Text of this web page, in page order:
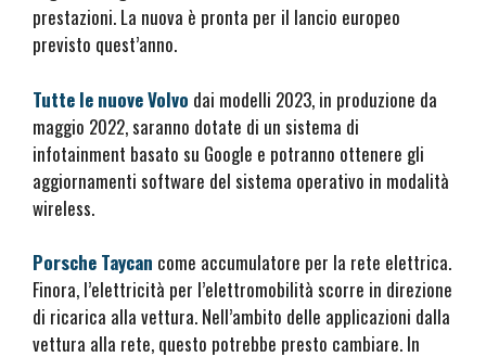
prestazioni. La nuova è pronta per il lancio europeo
previsto quest’anno.
Tutte le nuove Volvo dai modelli 2023, in produzione da
maggio 2022, saranno dotate di un sistema di
infotainment basato su Google e potranno ottenere gli
aggiornamenti software del sistema operativo in modalità
wireless.
Porsche Taycan come accumulatore per la rete elettrica.
Finora, l’elettricità per l’elettromobilità scorre in direzione
di ricarica alla vettura. Nell’ambito delle applicazioni dalla
vettura alla rete, questo potrebbe presto cambiare. In